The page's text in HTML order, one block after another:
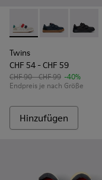
Twins - K800652-
Twins -Twins
Twins
CHF 54 - CHF 59
CHF 90 - CHF 99 -40%
Endpreis je nach Größe
Hinzufügen